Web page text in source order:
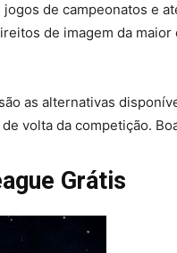
de campeonatos e
de imagem da maior
as alternativas
volta da competição.
Grátis